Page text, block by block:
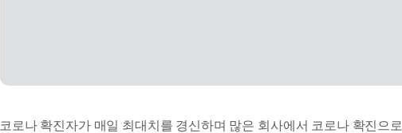
코로나 확진자가 매일 최대치를 경신하며 많은 회사에서 코로나 확진으